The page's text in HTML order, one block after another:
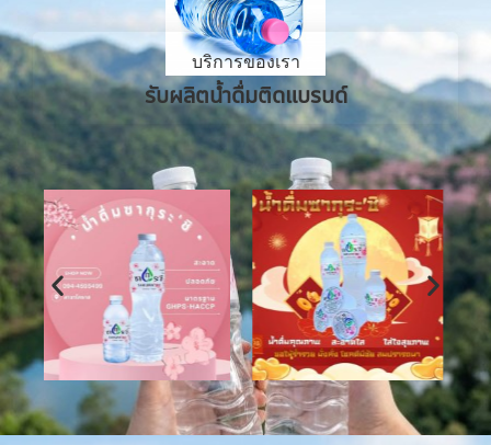
บริการของเรา
รับผลิตน้ำดื่มติดแบรนด์